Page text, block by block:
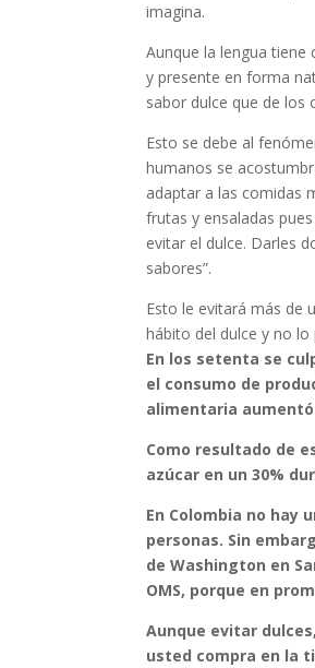
imagina.
Aunque la lengua
y presente en forma
sabor dulce que de los
Esto se debe al
humanos se
adaptar a las comidas
frutas y ensaladas
evitar el dulce. Darles
sabores”.
Esto le evitará más de
hábito del dulce y no
En los setenta se
el consumo de
alimentaria
Como resultado de
azúcar en un 30%
En Colombia no hay
personas. Sin
de Washington en
OMS, porque en
Aunque evitar
usted compra en la